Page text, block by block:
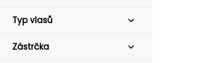
Typ vlasů
Zástrčka